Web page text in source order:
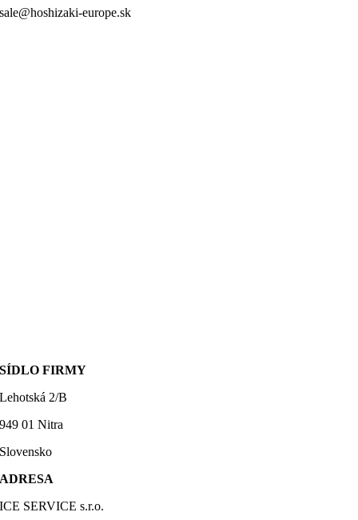
sale@hoshizaki-europe.sk
SÍDLO FIRMY
Lehotská 2/B
949 01 Nitra
Slovensko
ADRESA
ICE SERVICE s.r.o.